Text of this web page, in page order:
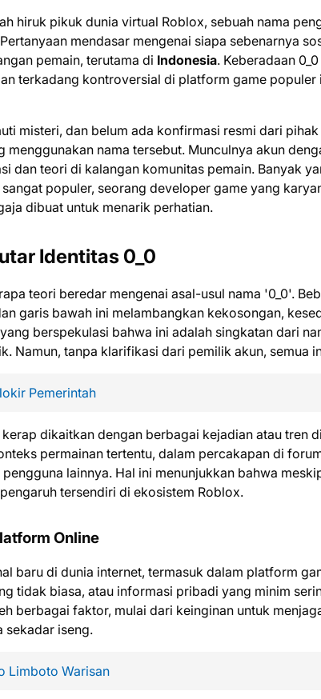
hiruk pikuk dunia virtual Roblox, sebuah nama
mendasar mengenai siapa sebenarnya
pemain, terutama di Indonesia. Keberadaan
terkadang kontroversial di platform game populer
misteri, dan belum ada konfirmasi resmi dari
menggunakan nama tersebut. Munculnya akun
dan teori di kalangan komunitas pemain. Banyak
populer, seorang developer game yang
dibuat untuk menarik perhatian.
Identitas 0_0
teori beredar mengenai asal-usul nama '0_0'.
garis bawah ini melambangkan kekosongan,
berspekulasi bahwa ini adalah singkatan dari
Namun, tanpa klarifikasi dari pemilik akun, semua
Pemerintah
dikaitkan dengan berbagai kejadian atau tren
permainan tertentu, dalam percakapan di
lainnya. Hal ini menunjukkan bahwa
tersendiri di ekosistem Roblox.
Online
baru di dunia internet, termasuk dalam platform
tidak biasa, atau informasi pribadi yang minim
berbagai faktor, mulai dari keinginan untuk
sekadar iseng.
Limboto Warisan